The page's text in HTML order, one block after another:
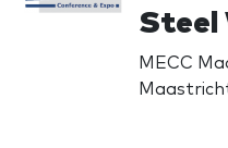
Steel
MECC